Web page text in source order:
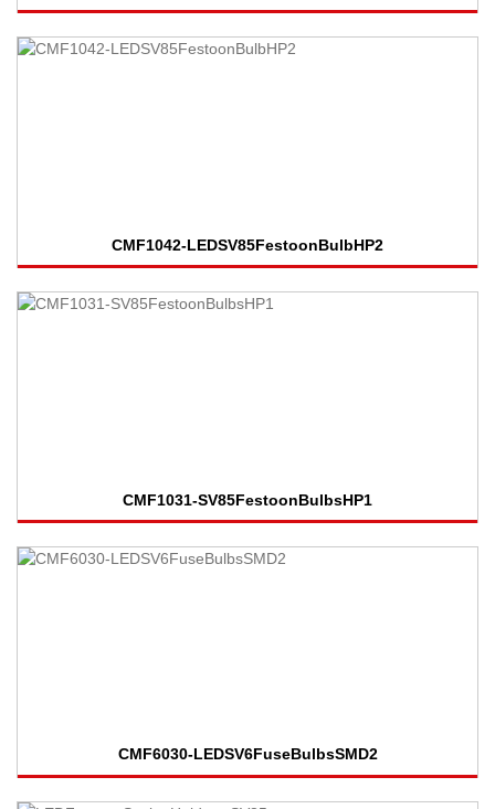
CMF1042-LEDSV85FestoonBulbHP2
CMF1031-SV85FestoonBulbsHP1
CMF6030-LEDSV6FuseBulbsSMD2